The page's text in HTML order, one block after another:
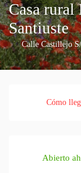
Casa
Santiuste
Calle Castillejo
Cómo
Abierto